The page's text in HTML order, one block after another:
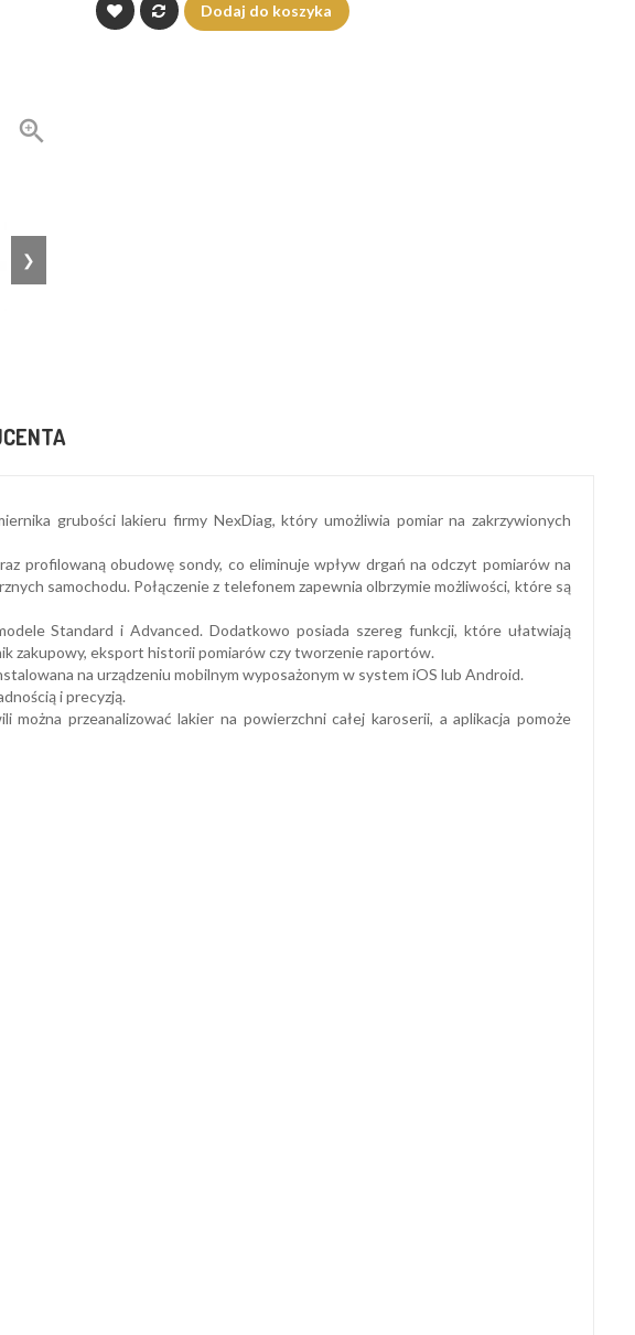

❯
Dodaj do koszyka
grubości lakieru firmy NexDiag, który umożliwia pomiar na zakrzywionych
profilowaną obudowę sondy, co eliminuje wpływ drgań na odczyt pomiarów na
samochodu. Połączenie z telefonem zapewnia olbrzymie możliwości, które są
Standard i Advanced. Dodatkowo posiada szereg funkcji, które ułatwiają
zakupowy, eksport historii pomiarów czy tworzenie raportów.
na urządzeniu mobilnym wyposażonym w system iOS lub Android.
i precyzją.
przeanalizować lakier na powierzchni całej karoserii, a aplikacja pomoże